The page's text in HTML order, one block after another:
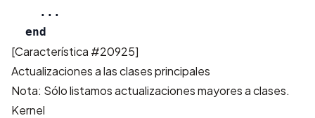
...
end
[Característica #20925]
Actualizaciones a las clases principales
Nota: Sólo listamos actualizaciones mayores a clases.
Kernel